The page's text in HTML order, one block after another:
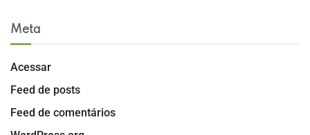
Meta
Acessar
Feed de posts
Feed de comentários